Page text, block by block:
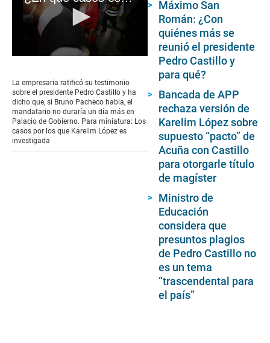
of
3
minutes,
14
seconds
La empresaria ratificó su testimonio
sobre el presidente Pedro Castillo y ha
dicho que, si Bruno Pacheco habla, el
mandatario no duraría un día más en
Palacio de Gobierno. Para miniatura: Los
casos por los que Karelim López es
investigada
Máximo San
Román: ¿Con
quiénes más se
reunió el presidente
Pedro Castillo y
para qué?
Bancada de APP
rechaza versión de
Karelim López sobre
supuesto “pacto” de
Acuña con Castillo
para otorgarle título
de magíster
Ministro de
Educación
considera que
presuntos plagios
de Pedro Castillo no
es un tema
“trascendental para
el país”